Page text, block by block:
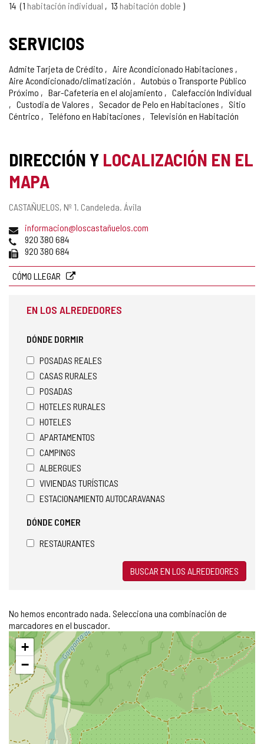
14
1 habitación individual 13 habitación doble
SERVICIOS
Admite Tarjeta de Crédito
Aire Acondicionado Habitaciones
Aire Acondicionado/climatización
Autobús o Transporte Público
Próximo
Bar-Cafetería en el alojamiento
Calefacción Individual
Custodia de Valores
Secador de Pelo en Habitaciones
Sitio
Céntrico
Teléfono en Habitaciones Televisión en Habitación
DIRECCIÓN Y LOCALIZACIÓN EN EL
MAPA
Dirección
CASTAÑUELOS, Nº 1. Candeleda. Ávila
Dirección
de
correo
electrónico
informacion@loscastañuelos.com
Teléfonos
920 380 684
Fax 920 380 684
CÓMO LLEGAR
EN LOS ALREDEDORES
DÓNDE DORMIR
POSADAS REALES
CASAS RURALES
POSADAS
HOTELES RURALES
HOTELES
APARTAMENTOS
CAMPINGS
ALBERGUES
VIVIENDAS TURÍSTICAS
ESTACIONAMIENTO AUTOCARAVANAS
DÓNDE COMER
RESTAURANTES
BUSCAR EN LOS ALREDEDORES
No hemos encontrado nada. Selecciona una combinación de
marcadores en el buscador.
Saltar
mapa
+
−